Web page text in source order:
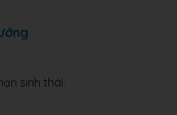
sinh thái.